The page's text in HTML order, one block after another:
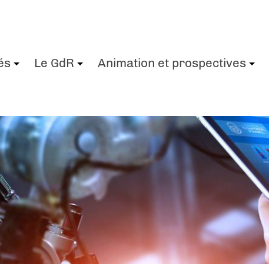
Le GdR Animation et prospectives